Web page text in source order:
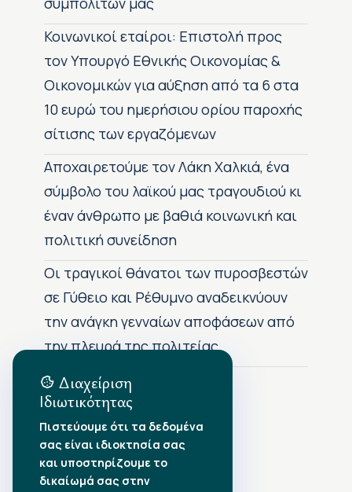
Κοινωνικοί εταίροι: Επιστολή προς
τον Υπουργό Εθνικής Οικονομίας &
Οικονομικών για αύξηση από τα 6 στα
10 ευρώ του ημερήσιου ορίου παροχής
σίτισης των εργαζόμενων
Αποχαιρετούμε τον Λάκη Χαλκιά, ένα
σύμβολο του λαϊκού μας τραγουδιού κι
έναν άνθρωπο με βαθιά κοινωνική και
πολιτική συνείδηση
Οι τραγικοί θάνατοι των πυροσβεστών
σε Γύθειο και Ρέθυμνο αναδεικνύουν
την ανάγκη γενναίων αποφάσεων από
την πλευρά της πολιτείας
Αρχείο Δημοσιεύσεων
•Αύγουστος 2026
•Ιούλιος 2026
•Ιούνιος 2026
Διαχείριση
Ιδιωτικότητας
Πιστεύουμε ότι τα δεδομένα
σας είναι ιδιοκτησία σας
και υποστηρίζουμε το
δικαίωμά σας στην